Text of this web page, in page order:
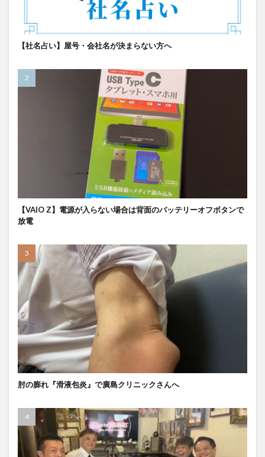
【社名占い】屋号・会社名が決まらない方へ
【VAIO Z】電源が入らない場合は背面のバッテリーオフボタンで
放電
肘の膨れ『滑液包炎』で廣島クリニックさんへ